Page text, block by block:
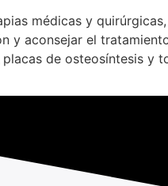
médicas y
aconsejar el
de osteosíntesis y